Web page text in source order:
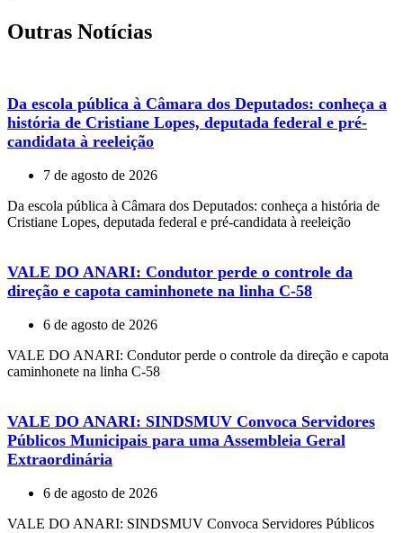
Outras Notícias
Da escola pública à Câmara dos Deputados: conheça a
história de Cristiane Lopes, deputada federal e pré-
candidata à reeleição
7 de agosto de 2026
Da escola pública à Câmara dos Deputados: conheça a história de
Cristiane Lopes, deputada federal e pré-candidata à reeleição
VALE DO ANARI: Condutor perde o controle da
direção e capota caminhonete na linha C-58
6 de agosto de 2026
VALE DO ANARI: Condutor perde o controle da direção e capota
caminhonete na linha C-58
VALE DO ANARI: SINDSMUV Convoca Servidores
Públicos Municipais para uma Assembleia Geral
Extraordinária
6 de agosto de 2026
VALE DO ANARI: SINDSMUV Convoca Servidores Públicos